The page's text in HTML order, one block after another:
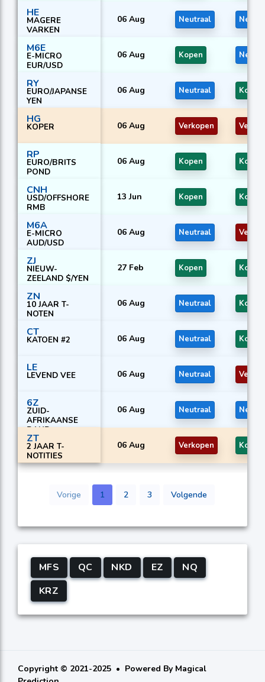
HE
MAGERE
VARKEN
06 Aug Neutraal
M6E
E-MICRO
EUR/USD
06 Aug Kopen
RY
EURO/JAPANSE
YEN
06 Aug Neutraal Kopen
HG
KOPER 06 Aug Verkopen
RP
EURO/BRITS
POND
06 Aug Kopen Kopen
CNH
USD/OFFSHORE
RMB
13 Jun Kopen Kopen
M6A
E-MICRO
AUD/USD
06 Aug Neutraal
ZJ
NIEUW-
ZEELAND $/YEN
27 Feb Kopen Kopen
ZN
10 JAAR T-
NOTEN
06 Aug Neutraal Kopen
CT
KATOEN #2 06 Aug Neutraal Kopen
LE
LEVEND VEE 06 Aug Neutraal
6Z
ZUID-
AFRIKAANSE
RAND
06 Aug Neutraal
ZT
2 JAAR T-
NOTITIES
06 Aug Verkopen Kopen
Vorige 1 2 3 Volgende
MFS QC NKD EZ
NQ
KRZ
Copyright © 2021-2025 Powered By Magical